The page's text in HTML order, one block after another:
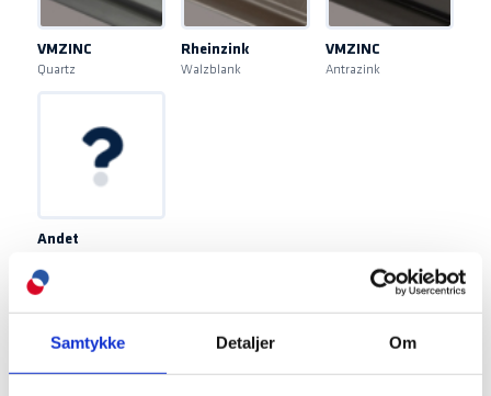
Samtykke Detaljer Om
VMZINC
Quartz
Rheinzink
Walzblank
VMZINC
Antrazink
Andet
For andre materialer, bestil da en